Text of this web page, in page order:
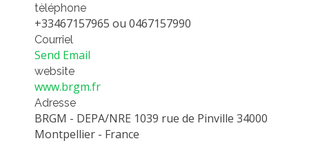
DOCTORAL TRAINING
THESES IN PROGRESS
MOOC
PRODUCTION
METHODS AND TOOLS
SOFTWARE
tèléphone
+33467157965 ou 0467157990
Courriel
Send Email
website
www.brgm.fr
Adresse
BRGM - DEPA/NRE 1039 rue de Pinville 34000
Montpellier - France